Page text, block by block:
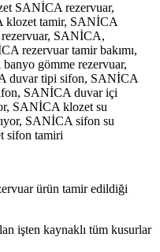
SANİCA rezervuar,
klozet tamir, SANİCA
SANİCA,
rezervuar tamir bakımı,
gömme rezervuar,
duvar tipi sifon, SANİCA
SANİCA duvar içi
SANİCA klozet su
SANİCA sifon su
sifon tamiri
ürün tamir edildiği
işten kaynaklı tüm kusurlar